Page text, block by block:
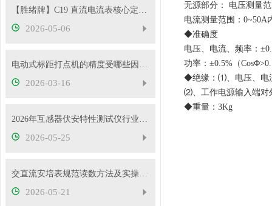
【胜绪牌】C19 直流电流表核心定位与原理
2026-05-06
电动式标距打点机的精度受哪些因素影响？
2026-03-16
2026年互感器伏安特性测试仪行业发展概况
2026-05-25
交直流安培表规范读数方法及实操要点
2026-05-21
无源部分： 电压测量
电流测量范围：0~50A
◆准确度
电压、电流、频率：
功率：±0.5%（
◆绝缘：⑴、电压、电
⑵、工作电源输入端对
◆重量：3Kg